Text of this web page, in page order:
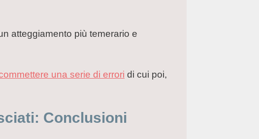
atteggiamento più temerario e
una serie di errori di cui poi,
Conclusioni